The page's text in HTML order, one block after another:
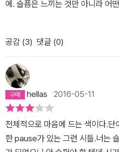
에. 슬픔은 느끼는 것만 아니라 어
그치는 것이 아니라 슬픔이 객관
픔은 단순히 감정이나 어떤 모호한
픔은 단조롭되 단순하지 않다. 다양
른 가능성일까. 아님 가능성의 조건
의 공원에서유서를 썼다기분이 좋
의 흰 새처럼잊어버린 새의 이름
끄럼틀을 타고 있었다그들은 내가
공감 (3) 댓글 (0)
hellas 2016-05-11
전체적으로 마음에 드는 색이다.
한 pause가 있는 그런 시들.너는